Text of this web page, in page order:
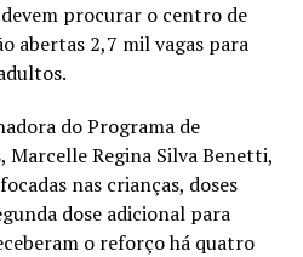
procurar o centro de
abertas 2,7 mil vagas para
do Programa de
Marcelle Regina Silva Benetti,
nas crianças, doses
dose adicional para
o reforço há quatro